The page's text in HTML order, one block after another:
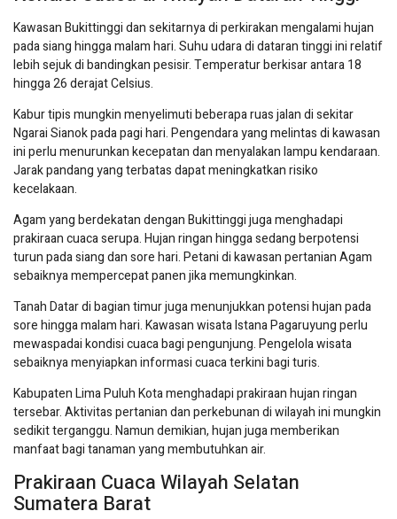
Kawasan Bukittinggi dan sekitarnya di perkirakan mengalami hujan
pada siang hingga malam hari. Suhu udara di dataran tinggi ini relatif
lebih sejuk di bandingkan pesisir. Temperatur berkisar antara 18
hingga 26 derajat Celsius.
Kabur tipis mungkin menyelimuti beberapa ruas jalan di sekitar
Ngarai Sianok pada pagi hari. Pengendara yang melintas di kawasan
ini perlu menurunkan kecepatan dan menyalakan lampu kendaraan.
Jarak pandang yang terbatas dapat meningkatkan risiko
kecelakaan.
Agam yang berdekatan dengan Bukittinggi juga menghadapi
prakiraan cuaca serupa. Hujan ringan hingga sedang berpotensi
turun pada siang dan sore hari. Petani di kawasan pertanian Agam
sebaiknya mempercepat panen jika memungkinkan.
Tanah Datar di bagian timur juga menunjukkan potensi hujan pada
sore hingga malam hari. Kawasan wisata Istana Pagaruyung perlu
mewaspadai kondisi cuaca bagi pengunjung. Pengelola wisata
sebaiknya menyiapkan informasi cuaca terkini bagi turis.
Kabupaten Lima Puluh Kota menghadapi prakiraan hujan ringan
tersebar. Aktivitas pertanian dan perkebunan di wilayah ini mungkin
sedikit terganggu. Namun demikian, hujan juga memberikan
manfaat bagi tanaman yang membutuhkan air.
Prakiraan Cuaca Wilayah Selatan
Sumatera Barat